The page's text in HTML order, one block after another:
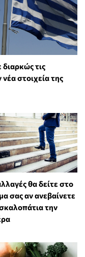
τις
στοιχεία της
θα δείτε στο
σας αν ανεβαίνετε
την